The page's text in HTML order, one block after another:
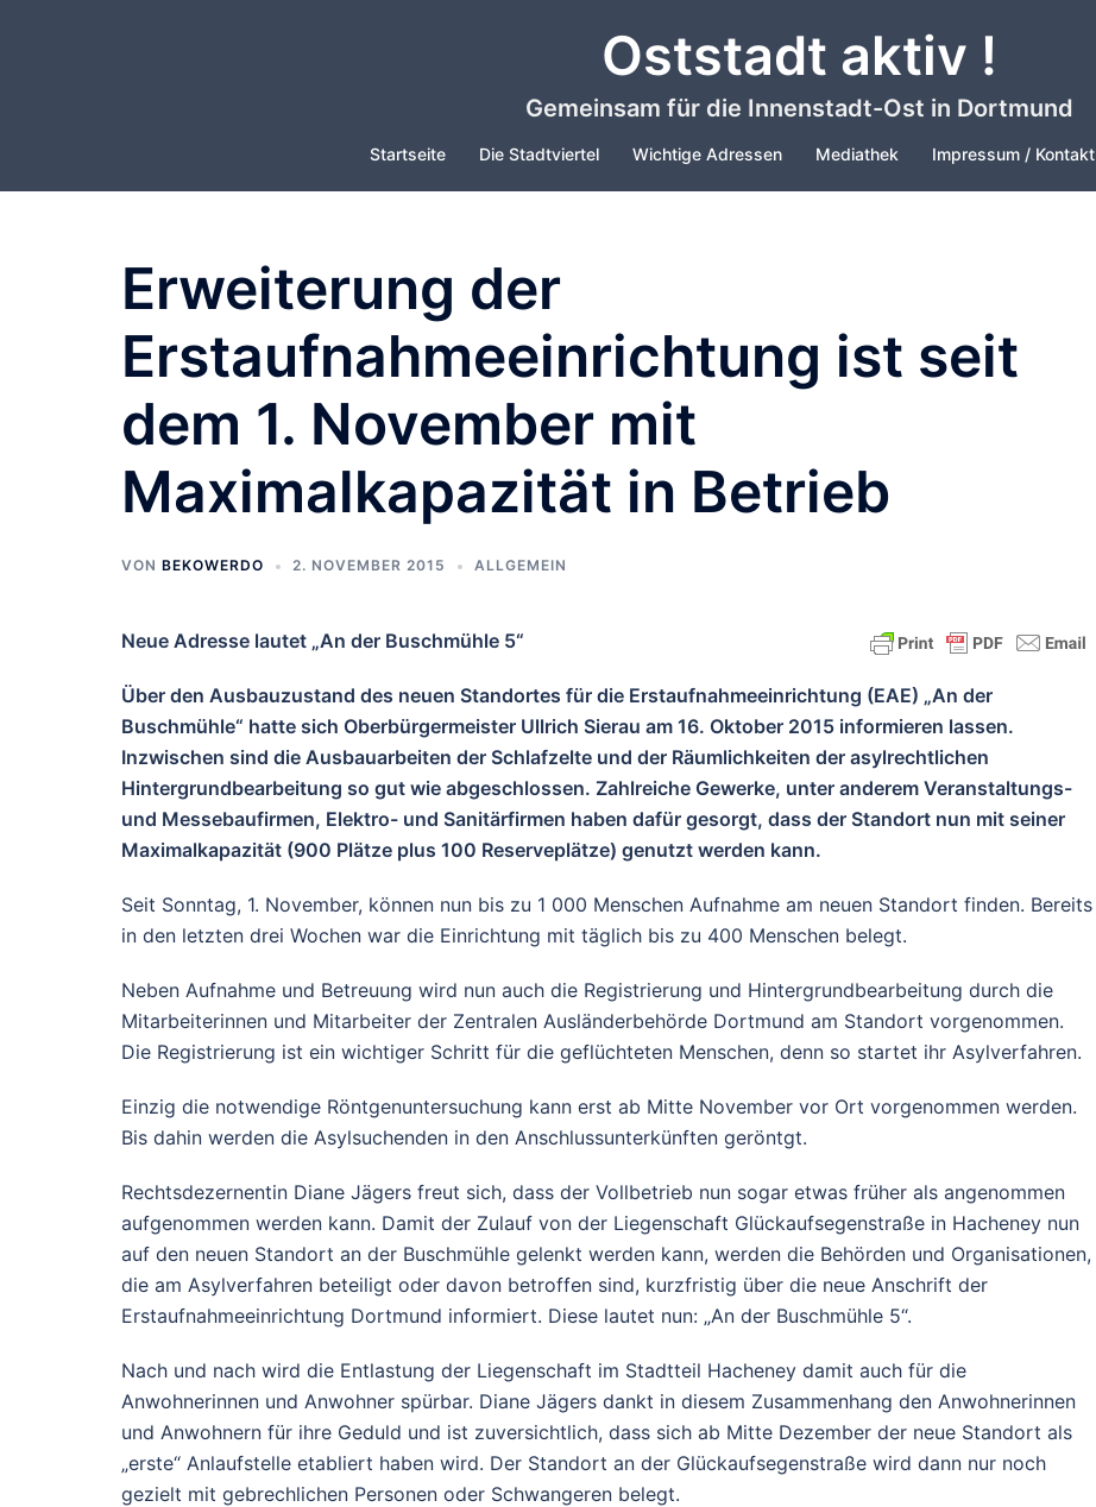
Oststadt aktiv !
Gemeinsam für die Innenstadt-Ost in Dortmund
Startseite Die Stadtviertel Wichtige Adressen Mediathek Impressum / Kontakt
Erweiterung der
Erstaufnahmeeinrichtung ist seit
dem 1. November mit
Maximalkapazität in Betrieb
VON BEKOWERDO 2. NOVEMBER 2015 ALLGEMEIN
Neue Adresse lautet „An der Buschmühle 5“
Über den Ausbauzustand des neuen Standortes für die Erstaufnahmeeinrichtung (EAE) „An der
Buschmühle“ hatte sich Oberbürgermeister Ullrich Sierau am 16. Oktober 2015 informieren lassen.
Inzwischen sind die Ausbauarbeiten der Schlafzelte und der Räumlichkeiten der asylrechtlichen
Hintergrundbearbeitung so gut wie abgeschlossen. Zahlreiche Gewerke, unter anderem Veranstaltungs-
und Messebaufirmen, Elektro- und Sanitärfirmen haben dafür gesorgt, dass der Standort nun mit seiner
Maximalkapazität (900 Plätze plus 100 Reserveplätze) genutzt werden kann.
Seit Sonntag, 1. November, können nun bis zu 1 000 Menschen Aufnahme am neuen Standort finden. Bereits
in den letzten drei Wochen war die Einrichtung mit täglich bis zu 400 Menschen belegt.
Neben Aufnahme und Betreuung wird nun auch die Registrierung und Hintergrundbearbeitung durch die
Mitarbeiterinnen und Mitarbeiter der Zentralen Ausländerbehörde Dortmund am Standort vorgenommen.
Die Registrierung ist ein wichtiger Schritt für die geflüchteten Menschen, denn so startet ihr Asylverfahren.
Einzig die notwendige Röntgenuntersuchung kann erst ab Mitte November vor Ort vorgenommen werden.
Bis dahin werden die Asylsuchenden in den Anschlussunterkünften geröntgt.
Rechtsdezernentin Diane Jägers freut sich, dass der Vollbetrieb nun sogar etwas früher als angenommen
aufgenommen werden kann. Damit der Zulauf von der Liegenschaft Glückaufsegenstraße in Hacheney nun
auf den neuen Standort an der Buschmühle gelenkt werden kann, werden die Behörden und Organisationen,
die am Asylverfahren beteiligt oder davon betroffen sind, kurzfristig über die neue Anschrift der
Erstaufnahmeeinrichtung Dortmund informiert. Diese lautet nun: „An der Buschmühle 5“.
Nach und nach wird die Entlastung der Liegenschaft im Stadtteil Hacheney damit auch für die
Anwohnerinnen und Anwohner spürbar. Diane Jägers dankt in diesem Zusammenhang den Anwohnerinnen
und Anwohnern für ihre Geduld und ist zuversichtlich, dass sich ab Mitte Dezember der neue Standort als
„erste“ Anlaufstelle etabliert haben wird. Der Standort an der Glückaufsegenstraße wird dann nur noch
gezielt mit gebrechlichen Personen oder Schwangeren belegt.